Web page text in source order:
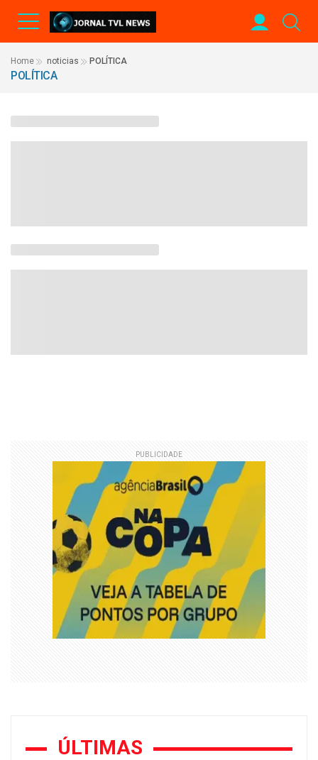
Home noticias POLÍTICA
POLÍTICA
PUBLICIDADE
ÚLTIMAS